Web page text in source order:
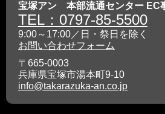
宝塚アン 本部流通センター EC
TEL：0797-85-5500
9:00～17:00／日・祭日を除く
お問い合わせフォーム
〒665-0003
兵庫県宝塚市湯本町9-10
info@takarazuka-an.co.jp